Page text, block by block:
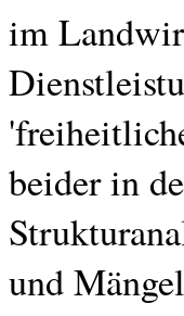
im
beider in
und